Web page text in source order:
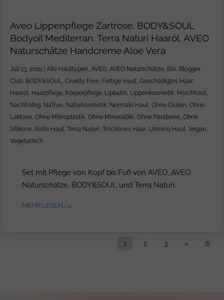
Aveo Lippenpflege Zartrose, BODY&SOUL
Bodyoil Mediterran, Terra Naturi Haaröl, AVEO
Naturschätze Handcreme Aloe Vera
Juli 13, 2019 | Alle Hauttypen, AVEO, AVEO Naturschätze, Bio, Blogger
Club, BODY&SOUL, Cruelty Free, Fettige Haut, Geschädigtes Haar,
Haaröl, Haarpflege, Körperpflege, Lipbalm, Lippenkosmetik, Mischhaut,
Nachhaltig, NaTrue, Naturkosmetik, Normale Haut, Ohne Gluten, Ohne
Laktose, Ohne Mikroplastik, Ohne Mineralöle, Ohne Parabene, Ohne
Silikone, Reife Haut, Terra Naturi, Trockenes Haar, Unreine Haut, Vegan,
Vegetarisch
Set mit Pflege von Kopf bis Fuß von AVEO, AVEO
Naturschätze, BODY&SOUL und Terra Naturi.
MEHR LESEN...
1 2 3 » 6